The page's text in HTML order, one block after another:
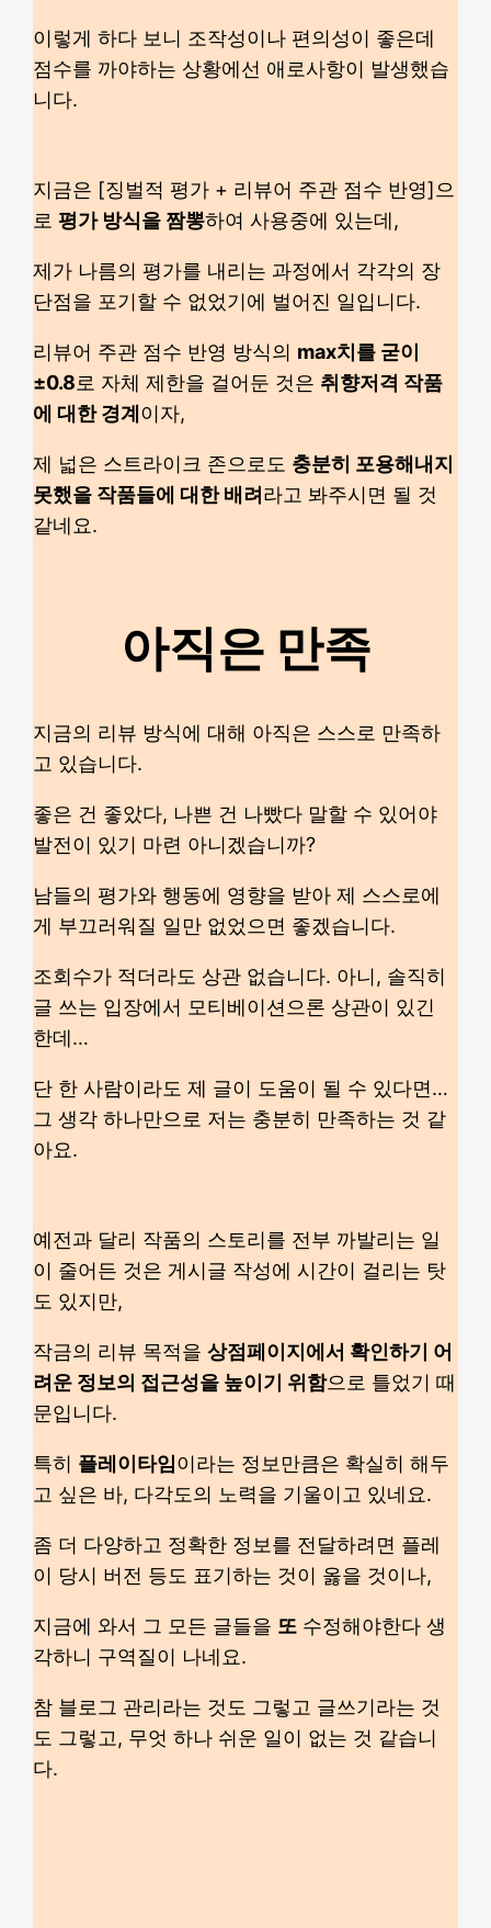
이렇게 하다 보니 조작성이나 편의성이 좋은데
점수를 까야하는 상황에선 애로사항이 발생했습
니다.
지금은 [징벌적 평가 + 리뷰어 주관 점수 반영]으
로평가 방식을 짬뽕하여 사용중에 있는데,
제가 나름의 평가를 내리는 과정에서 각각의 장
단점을 포기할 수 없었기에 벌어진 일입니다.
리뷰어 주관 점수 반영 방식의 max치를 굳이
±0.8로 자체 제한을 걸어둔 것은 취향저격 작품
에 대한 경계 이자,
제 넓은 스트라이크 존으로도 충분히 포용해내지
못했을 작품들에 대한 배려 라고 봐주시면 될 것
같네요.
아직은 만족
지금의 리뷰 방식에 대해 아직은 스스로 만족하
고 있습니다.
좋은 건 좋았다, 나쁜 건 나빴다 말할 수 있어야
발전이 있기 마련 아니겠습니까?
남들의 평가와 행동에 영향을 받아 제 스스로에
게 부끄러워질 일만 없었으면 좋겠습니다.
조회수가 적더라도 상관 없습니다. 아니, 솔직히
글 쓰는 입장에서 모티베이션으론 상관이 있긴
한데…
단 한 사람이라도 제 글이 도움이 될 수 있다면…
그 생각 하나만으로 저는 충분히 만족하는 것 같
아요.
예전과 달리 작품의 스토리를 전부 까발리는 일
이 줄어든 것은 게시글 작성에 시간이 걸리는 탓
도 있지만,
작금의 리뷰 목적을상점페이지에서 확인하기 어
려운 정보의 접근성을 높이기 위함으로 틀었기 때
문입니다.
특히 플레이타임이라는 정보만큼은 확실히 해두
고 싶은 바, 다각도의 노력을 기울이고 있네요.
좀 더 다양하고 정확한 정보를 전달하려면 플레
이 당시 버전 등도 표기하는 것이 옳을 것이나,
지금에 와서 그 모든 글들을 또 수정해야한다 생
각하니 구역질이 나네요.
참 블로그 관리라는 것도 그렇고 글쓰기라는 것
도 그렇고, 무엇 하나 쉬운 일이 없는 것 같습니
다.